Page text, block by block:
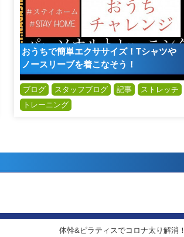
おうちで簡単エクササイズ！Tシャツや
ノースリーブを着こなそう！
ブログ スタッフブログ 記事
ストレッチ
トレーニング
体幹&ピラティスでコロナ太り解消！